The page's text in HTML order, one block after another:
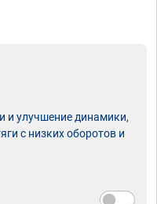
и улучшение динамики,
с низких оборотов и